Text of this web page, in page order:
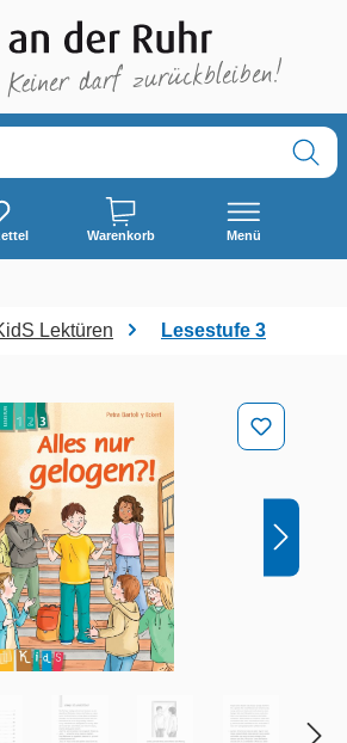
Warenkorb Menü
Lektüren Lesestufe 3